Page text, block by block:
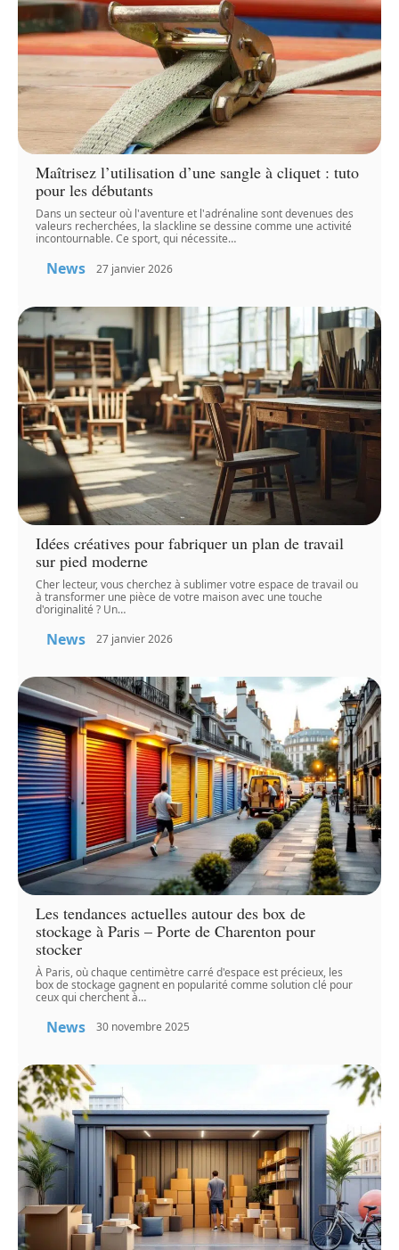
Maîtrisez l’utilisation d’une sangle à cliquet : tuto
pour les débutants
Dans un secteur où l'aventure et l'adrénaline sont devenues des
valeurs recherchées, la slackline se dessine comme une activité
incontournable. Ce sport, qui nécessite…
News 27 janvier 2026
Idées créatives pour fabriquer un plan de travail
sur pied moderne
Cher lecteur, vous cherchez à sublimer votre espace de travail ou
à transformer une pièce de votre maison avec une touche
d'originalité ? Un…
News 27 janvier 2026
Les tendances actuelles autour des box de
stockage à Paris – Porte de Charenton pour
stocker
À Paris, où chaque centimètre carré d'espace est précieux, les
box de stockage gagnent en popularité comme solution clé pour
ceux qui cherchent à…
News 30 novembre 2025